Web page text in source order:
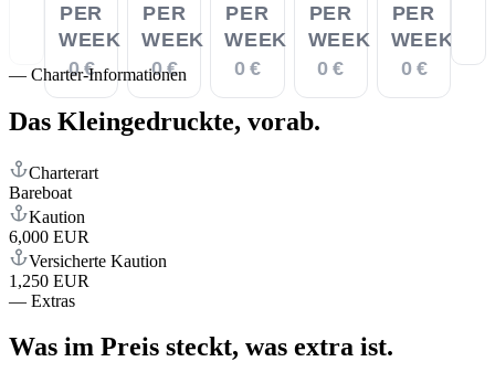
PER
WEEK
0 €
PER
WEEK
0 €
PER
WEEK
0 €
PER
WEEK
0 €
PER
WEEK
0 €
— Charter-Informationen
Das Kleingedruckte, vorab.
Charterart
Bareboat
Kaution
6,000 EUR
Versicherte Kaution
1,250 EUR
— Extras
Was im Preis steckt, was extra ist.